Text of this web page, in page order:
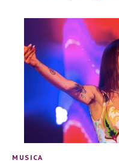
MUSICA